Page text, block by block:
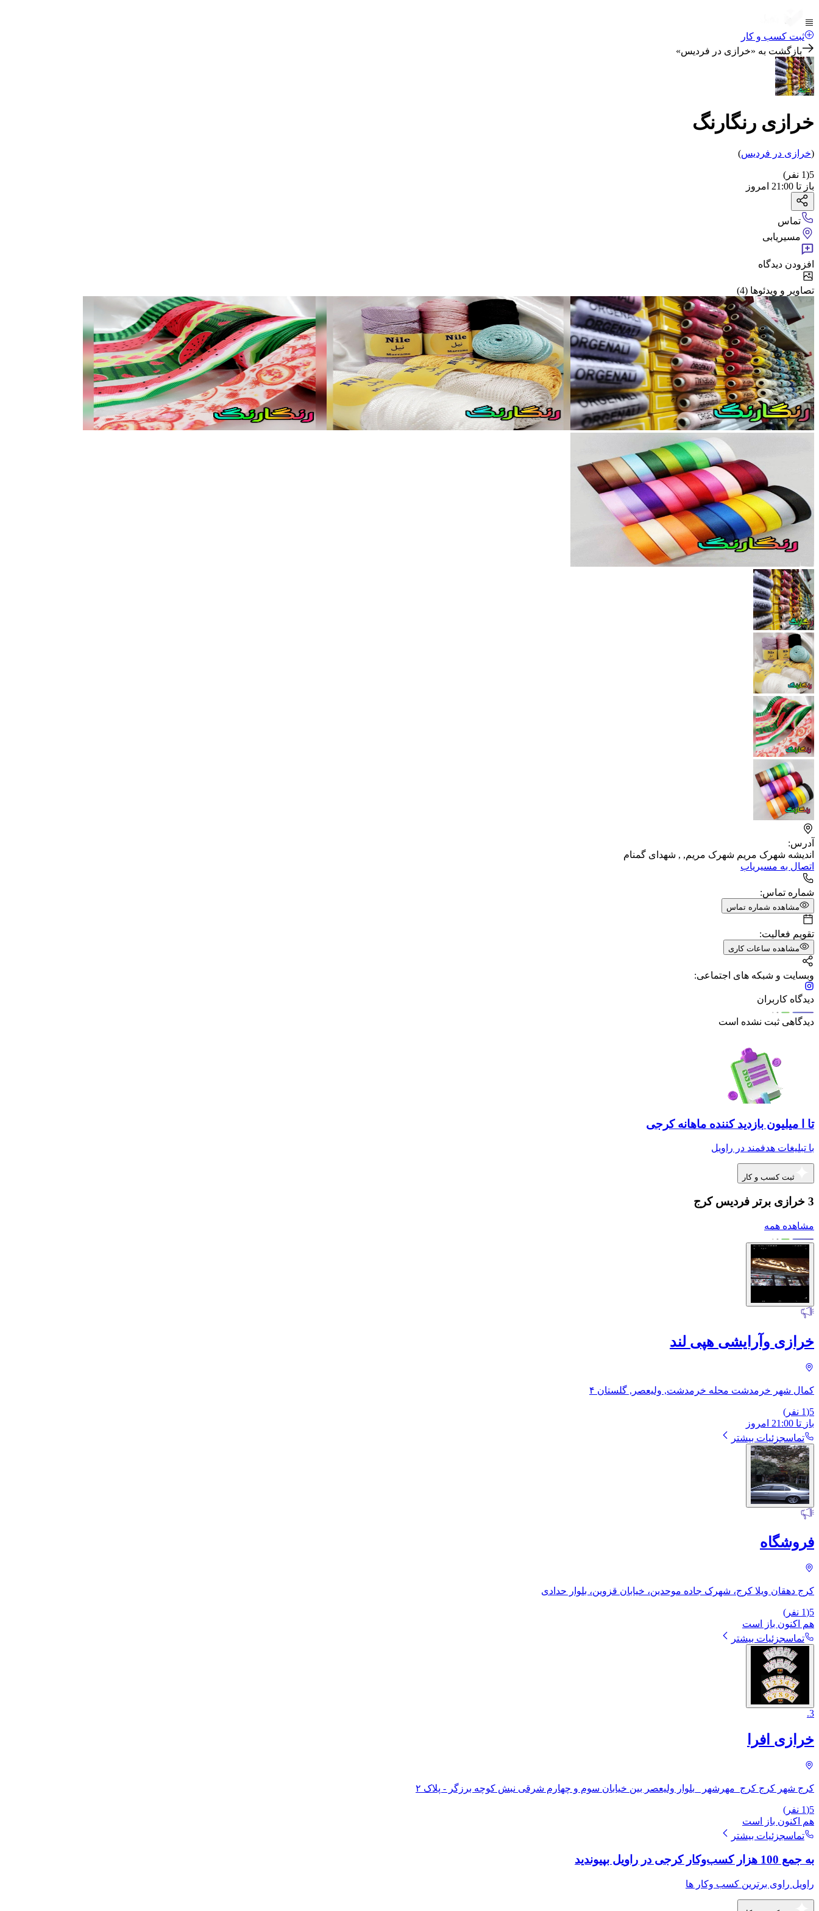
ثبت کسب و کار
بازگشت به «خرازی در فردیس»
خرازی رنگارنگ
(خرازی در فردیس)
5
(
1 نفر)
باز تا 21:00 امروز
تماس
مسیریابی
افزودن دیدگاه
تصاویر و ویدئوها (4)
آدرس:
اندیشه شهرک مریم شهرک مریم, , شهدای گمنام
اتصال به مسیریاب
شماره تماس:
مشاهده شماره تماس
تقویم فعالیت:
مشاهده ساعات کاری
وبسایت و شبکه های اجتماعی:
دیدگاه کاربران
دیدگاهی ثبت نشده است
تا ا میلیون بازدید کننده ماهانه کرجی
با تبلیغات هدفمند در راویل
ثبت کسب و کار
3 خرازی برتر فردیس کرج
مشاهده همه
خرازی وآرایشی هپی لند
کمال شهر خرمدشت محله خرمدشت, ولیعصر, گلستان ۴
5
(
1 نفر)
باز تا 21:00 امروز
تماسجزئیات بیشتر
فروشگاه
کرج دهقان ویلا کرج، شهرک جاده موحدین، خیابان قزوین، بلوار حدادی
5
(
1 نفر)
هم اکنون باز است
تماسجزئیات بیشتر
3
.
خرازی افرا
کرج شهر کرج کرج_مهرشهر _بلوار ولیعصر بین خیابان سوم و چهارم شرقی نبش کوچه برزگر - پلاک ۲
5
(
1 نفر)
هم اکنون باز است
تماسجزئیات بیشتر
به جمع 100 هزار کسب‌وکار کرجی در راویل بپیوندید
راویل راوی برترین کسب وکار ها